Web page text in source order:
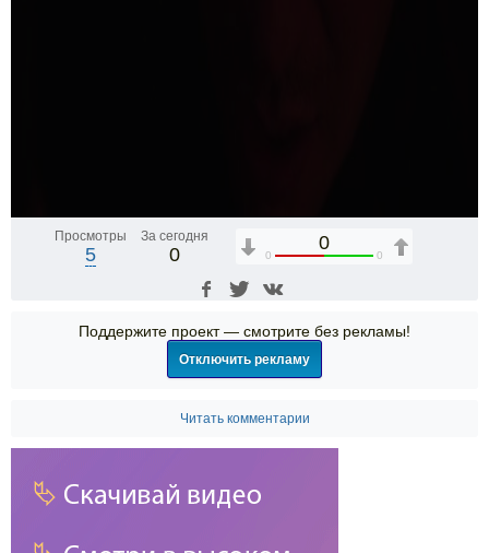
Просмотры
5
За сегодня
0
0
0 0
Поддержите проект — смотрите без рекламы!
Отключить рекламу
Читать комментарии